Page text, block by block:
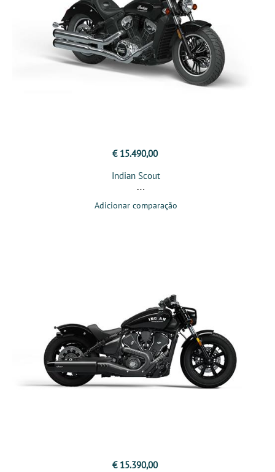
€ 15.490,00
Indian Scout
Adicionar comparação
€ 15.390,00